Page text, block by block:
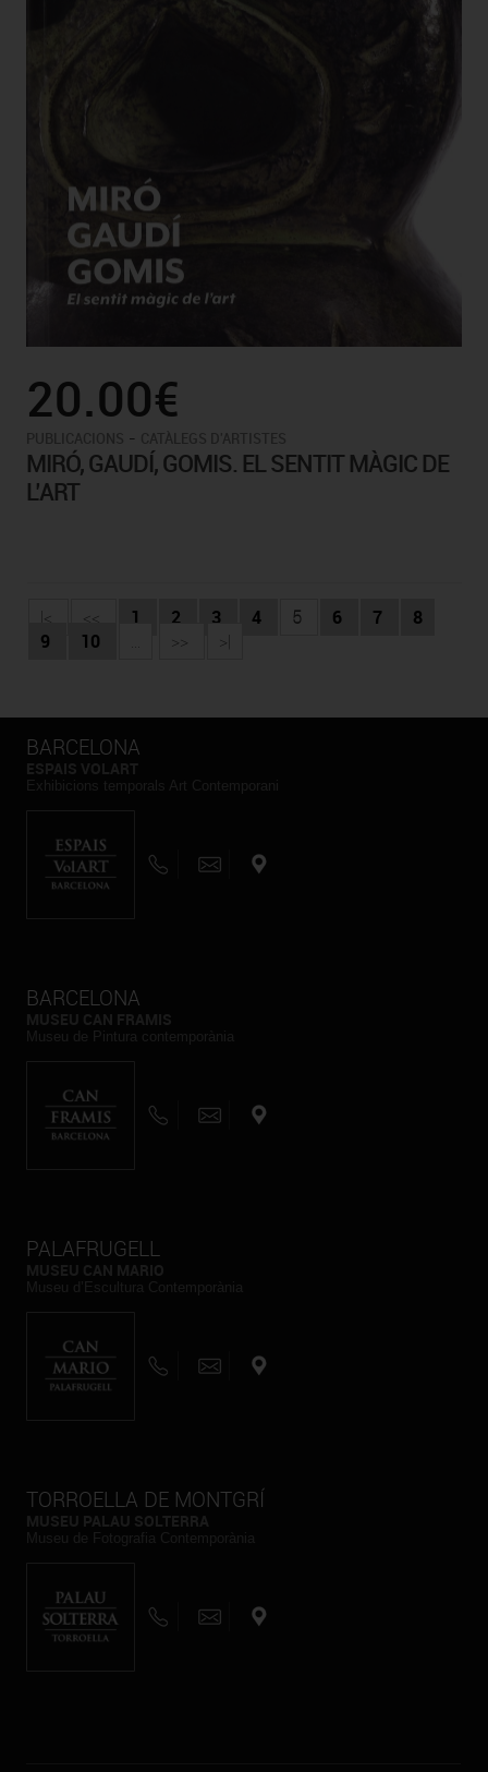
20.00€
-
MIRÓ, GAUDÍ, GOMIS. EL SENTIT MÀGIC DE
L’ART
|< << 1 2 3 4 5 6 7
8
9
10 ... >> >|
BARCELONA
BARCELONA
PALAFRUGELL
TORROELLA DE MONTGRÍ